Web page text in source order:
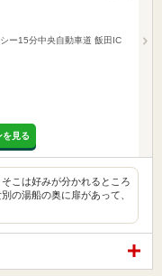
ー15分中央自動車道 飯田IC
を見る
こは好みが分かれるところ
の湯船の奥に扉があって、